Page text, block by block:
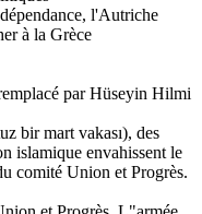
l'Autriche
à la Grèce
par Hüseyin Hilmi
bir mart vakası), des
islamique envahissent le
comité Union et Progrès.